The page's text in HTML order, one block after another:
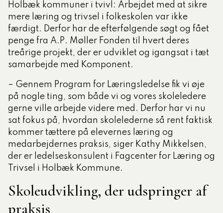
Holbæk kommuner i tvivl: Arbejdet med at sikre
mere læring og trivsel i folkeskolen var ikke
færdigt. Derfor har de efterfølgende søgt og fået
penge fra A.P. Møller Fonden til hvert deres
treårige projekt, der er udviklet og igangsat i tæt
samarbejde med Komponent.
– Gennem Program for Læringsledelse fik vi øje
på nogle ting, som både vi og vores skoleledere
gerne ville arbejde videre med. Derfor har vi nu
sat fokus på, hvordan skolelederne så rent faktisk
kommer tættere på elevernes læring og
medarbejdernes praksis, siger Kathy Mikkelsen,
der er ledelseskonsulent i Fagcenter for Læring og
Trivsel i Holbæk Kommune.
Skoleudvikling, der udspringer af
praksis